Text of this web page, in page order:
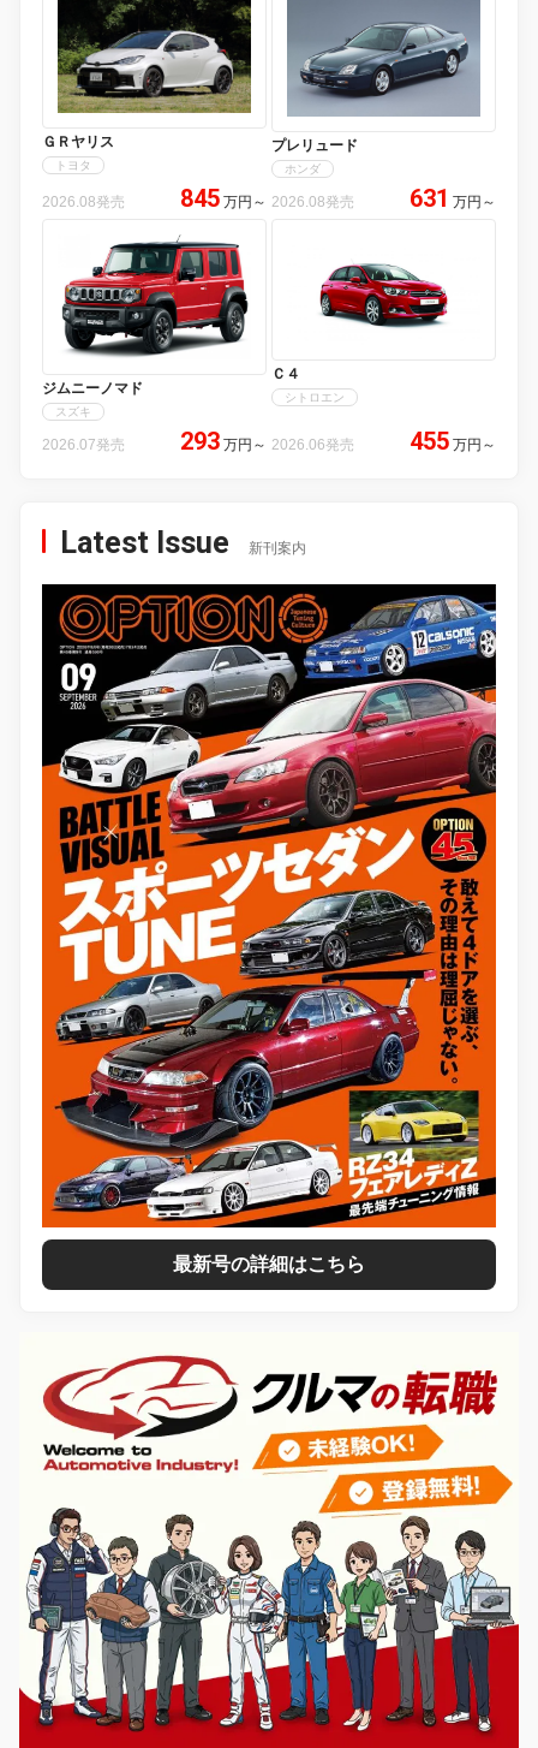
ＧＲヤリス
トヨタ
2026.08発売 845 万円 ～
プレリュード
ホンダ
2026.08発売 631 万円 ～
ジムニーノマド
スズキ
2026.07発売 293 万円 ～
Ｃ４
シトロエン
2026.06発売 455 万円 ～
Latest Issue 新刊案内
最新号の詳細はこちら